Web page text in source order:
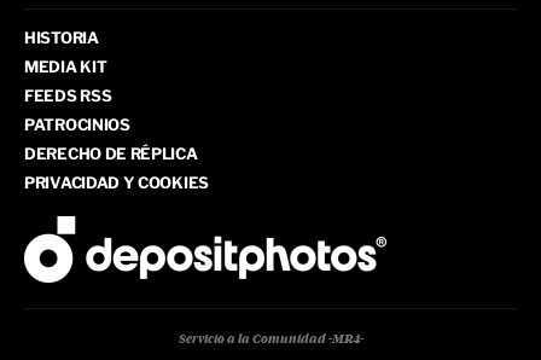
HISTORIA
MEDIA KIT
FEEDS RSS
PATROCINIOS
DERECHO DE RÉPLICA
PRIVACIDAD Y COOKIES
Servicio a la Comunidad -MR4-